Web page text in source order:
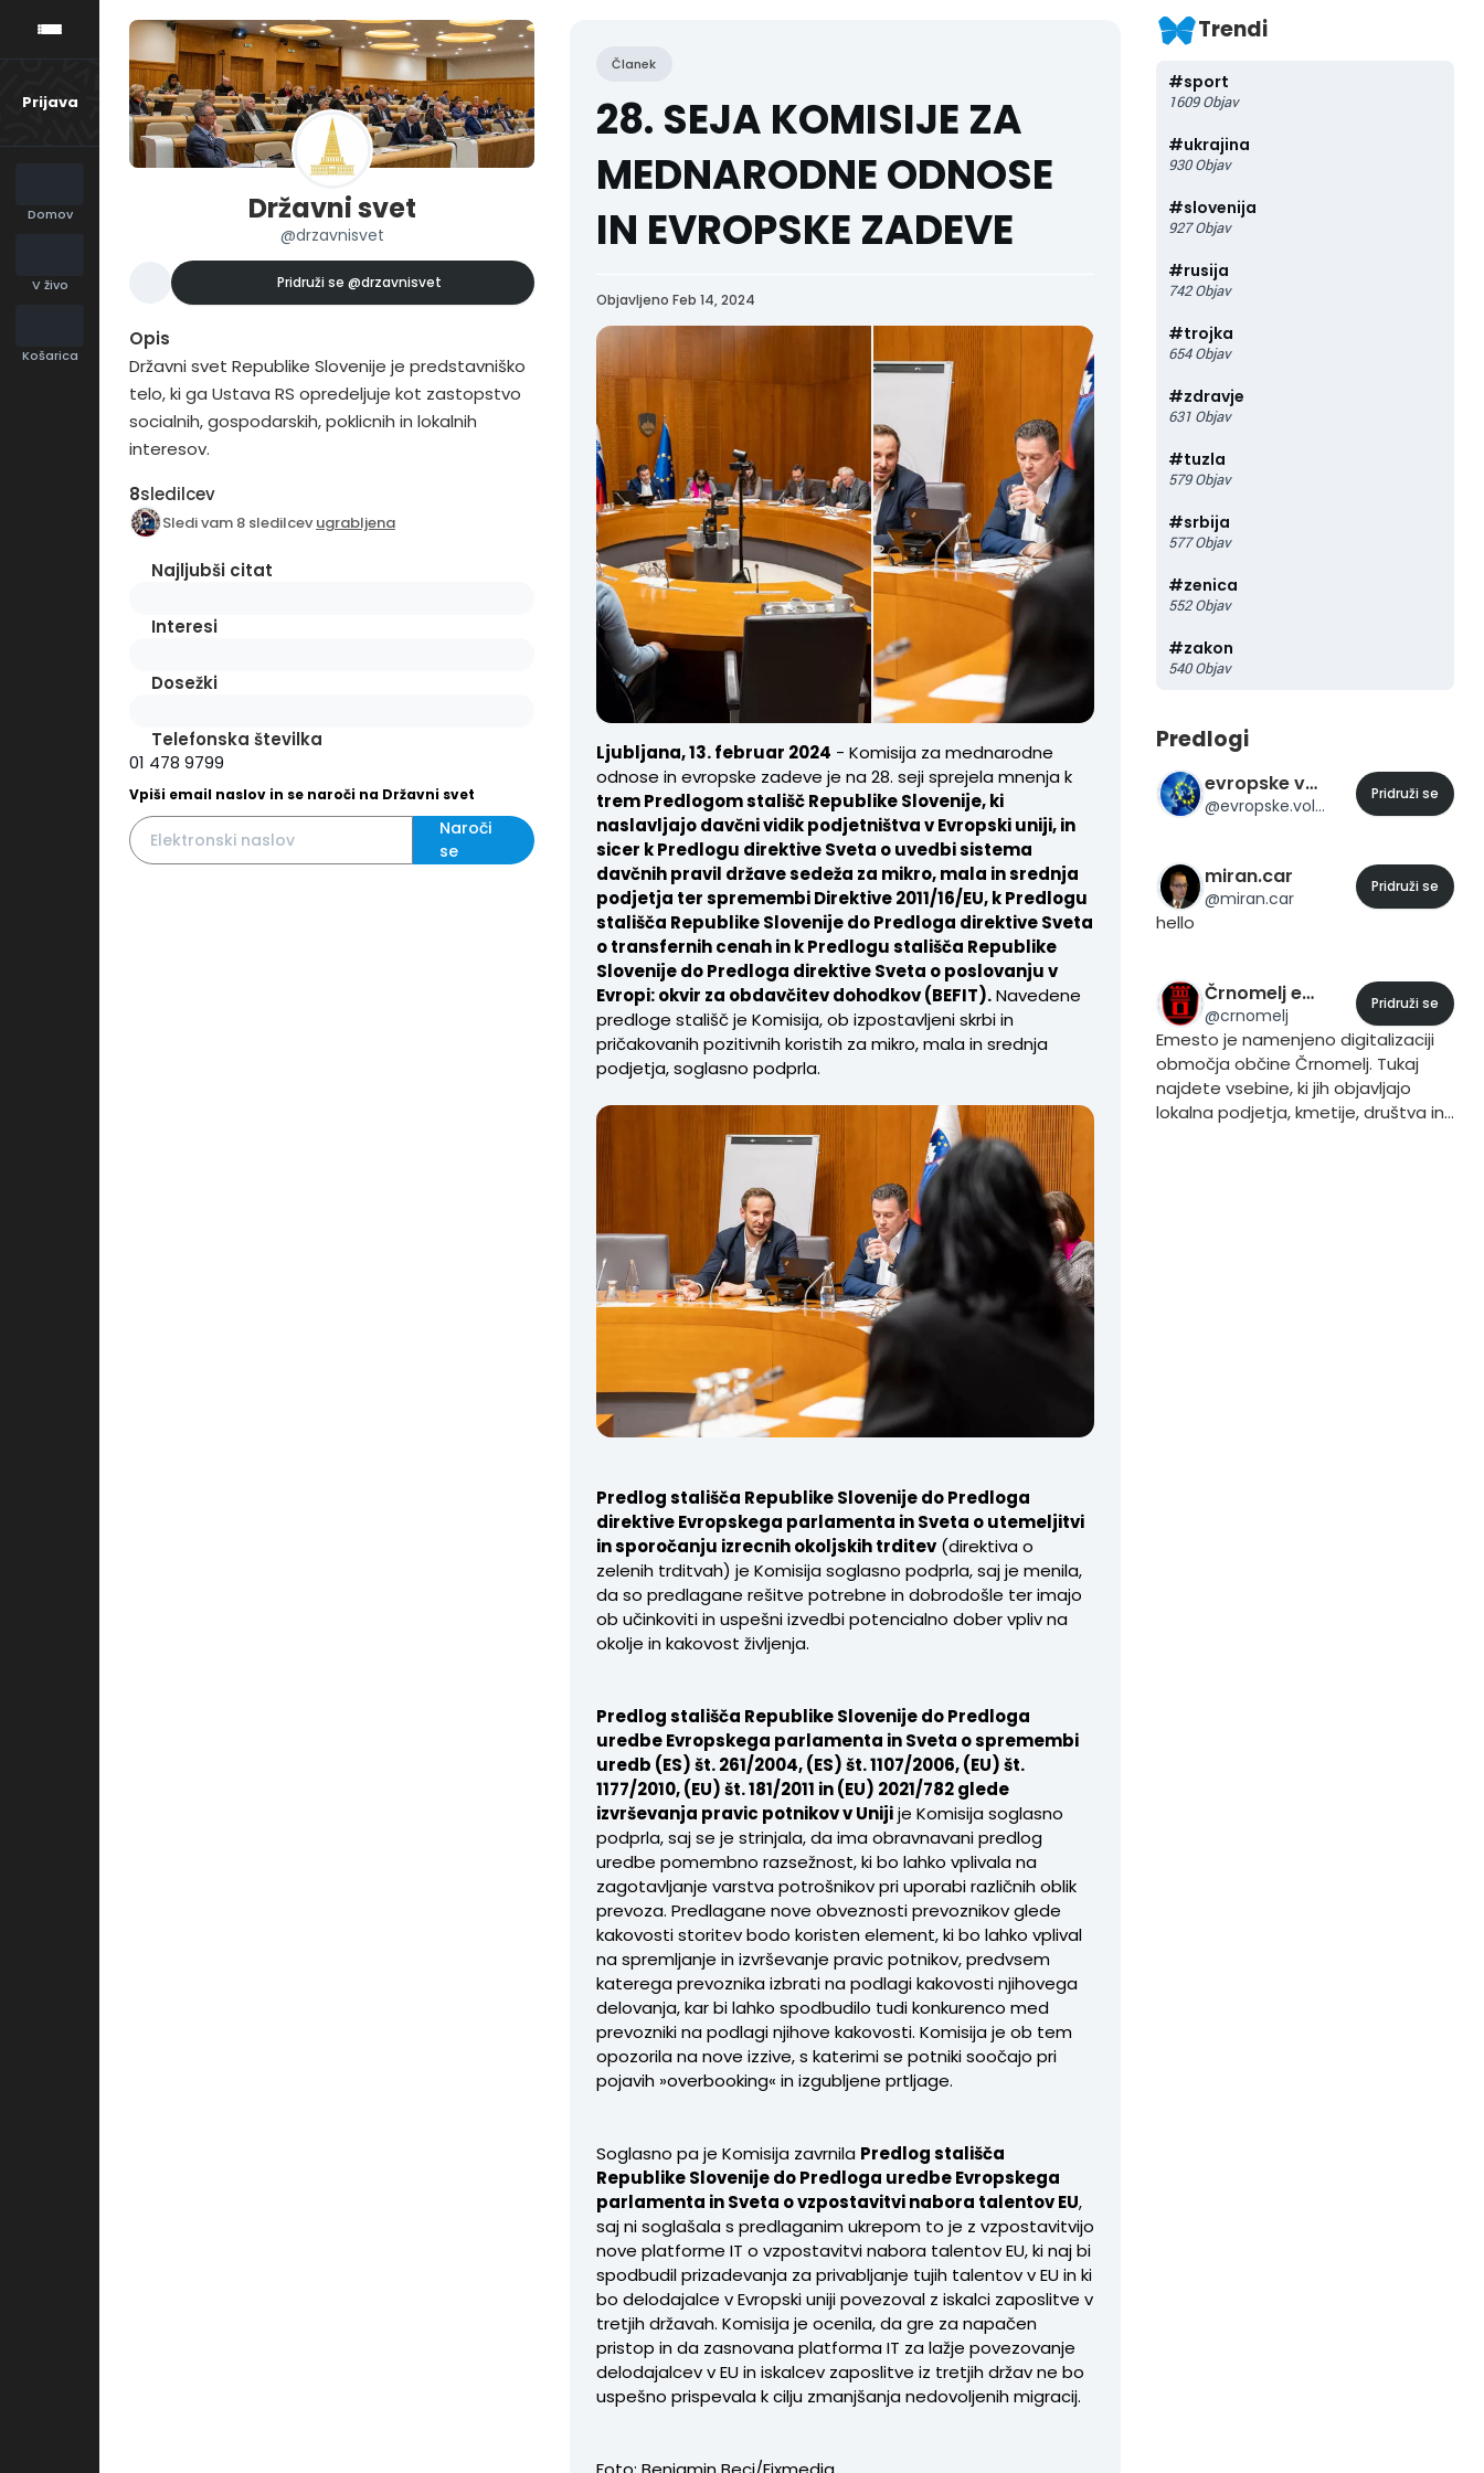
Prijava
Domov
V živo
Košarica
Državni svet
@drzavnisvet
Pridruži se @drzavnisvet
Opis
Državni svet Republike Slovenije je predstavniško
telo, ki ga Ustava RS opredeljuje kot zastopstvo
socialnih, gospodarskih, poklicnih in lokalnih
interesov.
8sledilcev
Sledi vam 8 sledilcev ugrabljena
Najljubši citat
Interesi
Dosežki
Telefonska številka
01 478 9799
Vpiši email naslov in se naroči na Državni svet
Naroči
se
Članek
28. SEJA KOMISIJE ZA
MEDNARODNE ODNOSE
IN EVROPSKE ZADEVE
Objavljeno Feb 14, 2024
Ljubljana, 13. februar 2024 - Komisija za mednarodne
odnose in evropske zadeve je na 28. seji sprejela mnenja k
trem Predlogom stališč Republike Slovenije, ki
naslavljajo davčni vidik podjetništva v Evropski uniji, in
sicer k Predlogu direktive Sveta o uvedbi sistema
davčnih pravil države sedeža za mikro, mala in srednja
podjetja ter spremembi Direktive 2011/16/EU, k Predlogu
stališča Republike Slovenije do Predloga direktive Sveta
o transfernih cenah in k Predlogu stališča Republike
Slovenije do Predloga direktive Sveta o poslovanju v
Evropi: okvir za obdavčitev dohodkov (BEFIT).Navedene
predloge stališč je Komisija, ob izpostavljeni skrbi in
pričakovanih pozitivnih koristih za mikro, mala in srednja
podjetja, soglasno podprla.
Predlog stališča Republike Slovenije do Predloga
direktive Evropskega parlamenta in Sveta o utemeljitvi
in sporočanju izrecnih okoljskih trditev (direktiva o
zelenih trditvah) je Komisija soglasno podprla, saj je menila,
da so predlagane rešitve potrebne in dobrodošle ter imajo
ob učinkoviti in uspešni izvedbi potencialno dober vpliv na
okolje in kakovost življenja.
Predlog stališča Republike Slovenije do Predloga
uredbe Evropskega parlamenta in Sveta o spremembi
uredb (ES) št. 261/2004, (ES) št. 1107/2006, (EU) št.
1177/2010, (EU) št. 181/2011 in (EU) 2021/782 glede
izvrševanja pravic potnikov v Unijije Komisija soglasno
podprla, saj se je strinjala, da ima obravnavani predlog
uredbe pomembno razsežnost, ki bo lahko vplivala na
zagotavljanje varstva potrošnikov pri uporabi različnih oblik
prevoza. Predlagane nove obveznosti prevoznikov glede
kakovosti storitev bodo koristen element, ki bo lahko vplival
na spremljanje in izvrševanje pravic potnikov, predvsem
katerega prevoznika izbrati na podlagi kakovosti njihovega
delovanja, kar bi lahko spodbudilo tudi konkurenco med
prevozniki na podlagi njihove kakovosti. Komisija je ob tem
opozorila na nove izzive, s katerimi se potniki soočajo pri
pojavih »overbooking« in izgubljene prtljage.
Soglasno pa je Komisija zavrnila Predlog stališča
Republike Slovenije do Predloga uredbe Evropskega
parlamenta in Sveta o vzpostavitvi nabora talentov EU,
saj ni soglašala s predlaganim ukrepom to je z vzpostavitvijo
nove platforme IT o vzpostavitvi nabora talentov EU, ki naj bi
spodbudil prizadevanja za privabljanje tujih talentov v EU in ki
bo delodajalce v Evropski uniji povezoval z iskalci zaposlitve v
tretjih državah. Komisija je ocenila, da gre za napačen
pristop in da zasnovana platforma IT za lažje povezovanje
delodajalcev v EU in iskalcev zaposlitve iz tretjih držav ne bo
uspešno prispevala k cilju zmanjšanja nedovoljenih migracij.
Trendi
#sport
1609 Objav
#ukrajina
930 Objav
#slovenija
927 Objav
#rusija
742 Objav
#trojka
654 Objav
#zdravje
631 Objav
#tuzla
579 Objav
#srbija
577 Objav
#zenica
552 Objav
#zakon
540 Objav
Predlogi
evropske volitve 2014
@evropske.volitve.2014
Pridruži se
miran.car
@miran.car
Pridruži se
hello
Črnomelj eMesto
@crnomelj
Pridruži se
Emesto je namenjeno digitalizaciji
območja občine Črnomelj. Tukaj
najdete vsebine, ki jih objavljajo
lokalna podjetja, kmetije, društva in